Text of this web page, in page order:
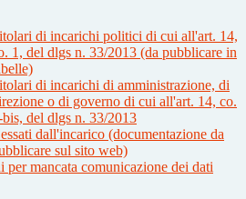
di incarichi politici di cui all'art. 14,
1, del dlgs n. 33/2013 (da pubblicare in
di incarichi di amministrazione, di
o di governo di cui all'art. 14, co.
bis, del dlgs n. 33/2013
dall'incarico (documentazione da
sul sito web)
per mancata comunicazione dei dati